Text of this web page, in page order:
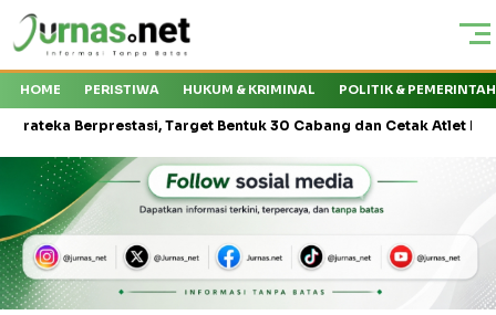
HOME PERISTIWA HUKUM & KRIMINAL POLITIK &
Berprestasi, Target Bentuk 30 Cabang dan Cetak Atlet Nasional